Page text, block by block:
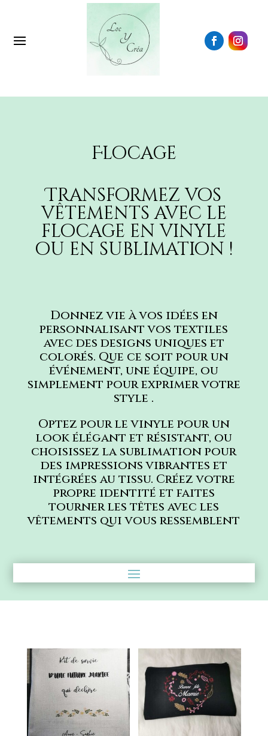
Flocage
Transformez vos
vêtements avec le
flocage en vinyle
ou en sublimation !
Donnez vie à vos idées en
personnalisant vos textiles
avec des designs uniques et
colorés. Que ce soit pour un
événement, une équipe, ou
simplement pour exprimer votre
style .
Optez pour le vinyle pour un
look élégant et résistant, ou
choisissez la sublimation pour
des impressions vibrantes et
intégrées au tissu. Créez votre
propre identité et faites
tourner les têtes avec les
vêtements qui vous ressemblent